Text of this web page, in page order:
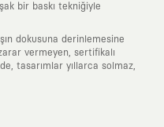
bir baskı tekniğiyle
dokusuna derinlemesine
vermeyen, sertifikalı
tasarımlar yıllarca solmaz,